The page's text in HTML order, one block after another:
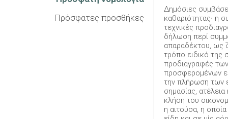
Πρόσφατες προσθήκες
Δημόσιες
καθαριότητας∙ η
τεχνικές
δήλωση περί
απαραδέκτου, ως
τρόπο ειδικό της
προδιαγραφές
προσφερομένων
την πλήρωση των
σημασίας,
κλήση του
η αιτούσα, η οποία